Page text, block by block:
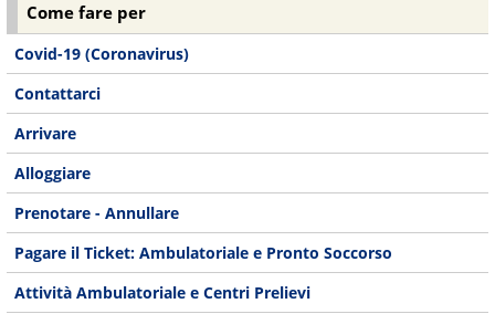
Come fare per
Covid-19 (Coronavirus)
Contattarci
Arrivare
Alloggiare
Prenotare - Annullare
Pagare il Ticket: Ambulatoriale e Pronto Soccorso
Attività Ambulatoriale e Centri Prelievi